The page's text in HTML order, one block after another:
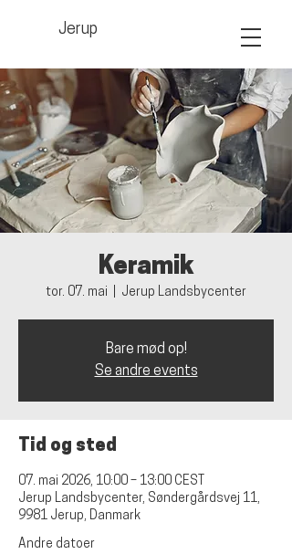
Jerup
Keramik
tor. 07. mai Jerup Landsbycenter
Bare mød op!
Se andre events
Tid og sted
07. mai 2026, 10:00 – 13:00 CEST
Jerup Landsbycenter, Søndergårdsvej 11,
9981 Jerup, Danmark
Andre datoer